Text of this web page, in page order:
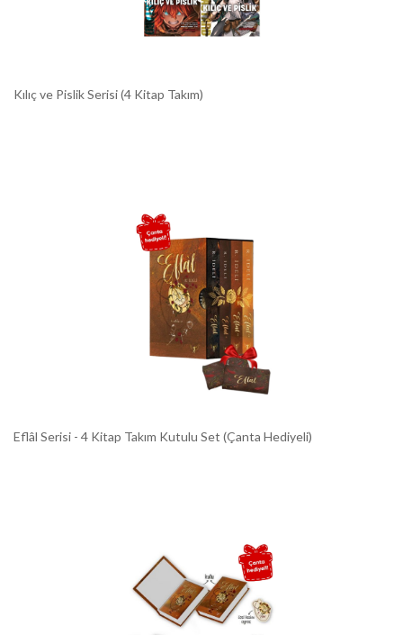
Kılıç ve Pislik Serisi (4 Kitap Takım)
Eflâl Serisi - 4 Kitap Takım Kutulu Set (Çanta Hediyeli)